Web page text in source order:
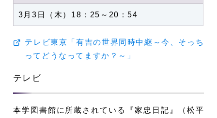
3月3日 （木）18：25～20：54
テレビ東京「有吉の世界同時中継～今、そっち
ってどうなってますか？～」
テレビ
本学図書館に所蔵されている『家忠日記』（松平